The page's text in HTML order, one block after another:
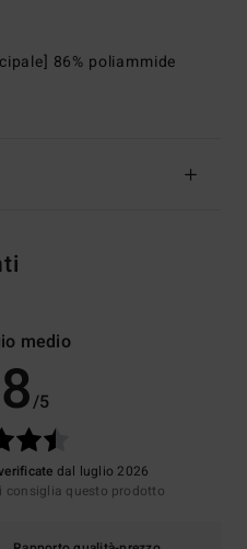
86% poliammide
medio
/5
dal luglio 2026
consiglia questo prodotto